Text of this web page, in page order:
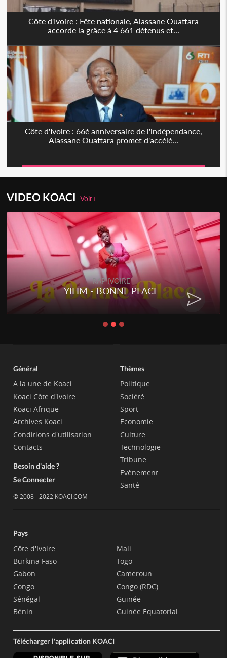
Côte d'Ivoire : Fête nationale, Alassane Ouattara
accorde la grâce à 4 661 détenus et...
Côte d'Ivoire : 66è anniversaire de l'indépendance,
Alassane Ouattara promet d'accélé...
VIDEO KOACIVoir+
RAP IVOIRE
RENARD BARAKISSA - DOS DE
CHAT
Général
A la une de Koaci
Koaci Côte d'Ivoire
Koaci Afrique
Archives Koaci
Conditions d'utilisation
Contacts
Besoin d'aide ?
Se Connecter
© 2008 - 2022 KOACI.COM
Thèmes
Politique
Société
Sport
Economie
Culture
Technologie
Tribune
Evènement
Santé
Pays
Côte d'Ivoire
Burkina Faso
Gabon
Congo
Sénégal
Bénin
Mali
Togo
Cameroun
Congo (RDC)
Guinée
Guinée Equatorial
Télécharger l'application KOACI